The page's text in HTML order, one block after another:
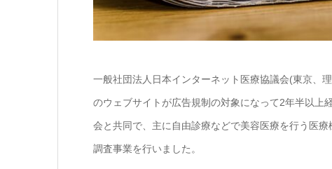
一般社団法人日本インターネット医療協議会(東京、
のウェブサイトが広告規制の対象になって2年半以上
会と共同で、主に自由診療などで美容医療を行う医
調査事業を行いました。